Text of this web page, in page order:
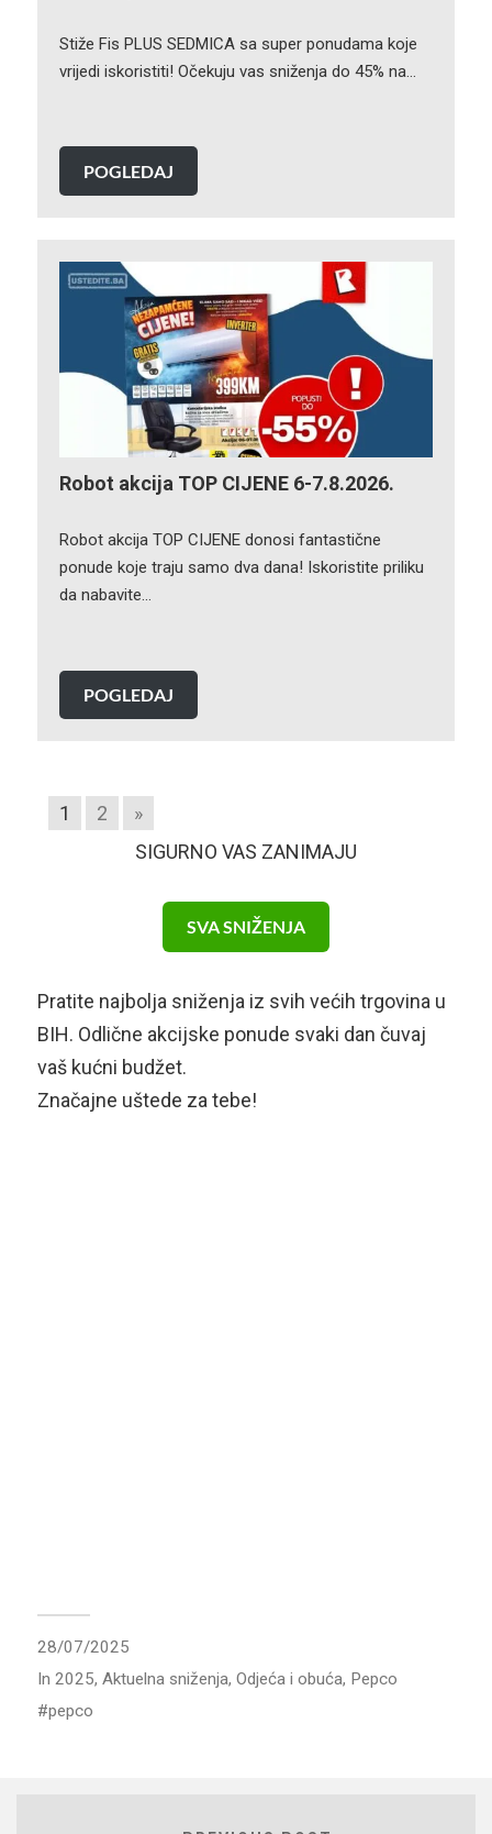
Stiže Fis PLUS SEDMICA sa super ponudama koje
vrijedi iskoristiti! Očekuju vas sniženja do 45% na…
POGLEDAJ
Robot akcija TOP CIJENE 6-7.8.2026.
Robot akcija TOP CIJENE donosi fantastične
ponude koje traju samo dva dana! Iskoristite priliku
da nabavite…
POGLEDAJ
1 2
»
SIGURNO VAS ZANIMAJU
SVA SNIŽENJA
Pratite najbolja sniženja iz svih većih trgovina u
BIH. Odlične akcijske ponude svaki dan čuvaj
vaš kućni budžet.
Značajne uštede za tebe!
28/07/2025
In 2025, Aktuelna sniženja, Odjeća i obuća, Pepco
pepco